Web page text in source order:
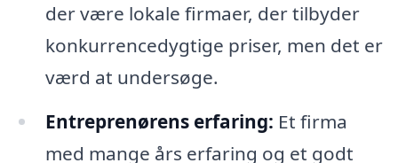
der være lokale firmaer, der tilbyder
konkurrencedygtige priser, men det er
værd at undersøge.
Entreprenørens erfaring: Et firma
med mange års erfaring og et godt